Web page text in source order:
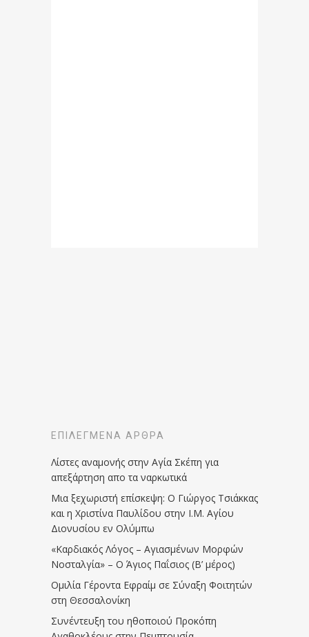
ΕΠΙΛΕΓΜΈΝΑ ΆΡΘΡΑ
Λίστες αναμονής στην Αγία Σκέπη για
απεξάρτηση απο τα ναρκωτικά
Μια ξεχωριστή επίσκεψη: Ο Γιώργος Τσιάκκας
και η Χριστίνα Παυλίδου στην Ι.Μ. Αγίου
Διονυσίου εν Ολύμπω
«Καρδιακός Λόγος – Αγιασμένων Μορφών
Νοσταλγία» – Ο Άγιος Παΐσιος (Β’ μέρος)
Ομιλία Γέροντα Εφραίμ σε Σύναξη Φοιτητών
στη Θεσσαλονίκη
Συνέντευξη του ηθοποιού Προκόπη